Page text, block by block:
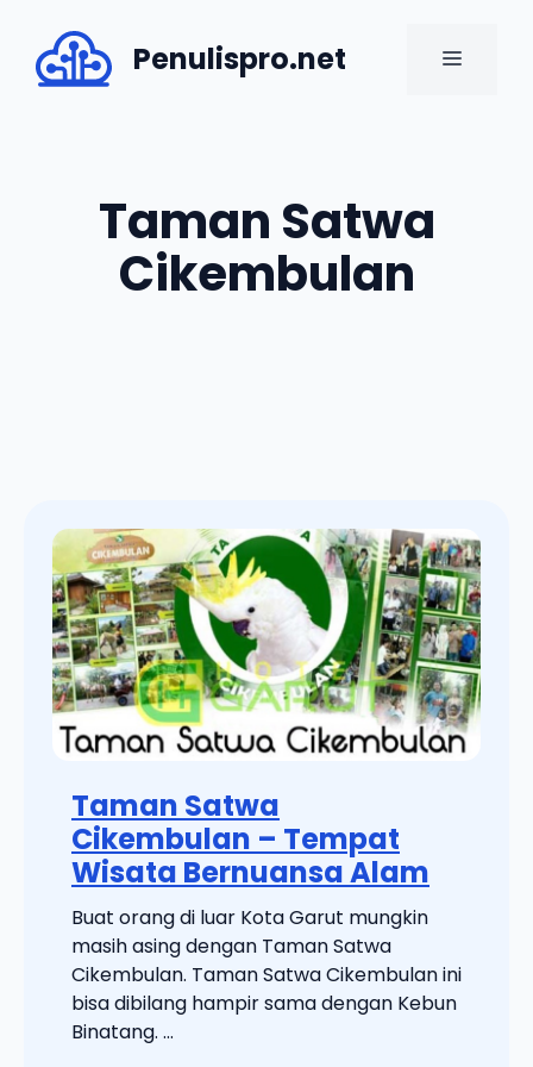
content
Penulispro.net MENU
Taman Satwa
Cikembulan
Taman Satwa
Cikembulan – Tempat
Wisata Bernuansa Alam
Buat orang di luar Kota Garut mungkin
masih asing dengan Taman Satwa
Cikembulan. Taman Satwa Cikembulan ini
bisa dibilang hampir sama dengan Kebun
Binatang. ...